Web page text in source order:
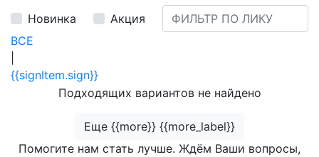
Новинка
Акция
ВСЕ
{{signItem.sign}}
Подходящих вариантов не найдено
Еще {{more}} {{more_label}}
Помогите нам стать лучше. Ждём Ваши вопросы,